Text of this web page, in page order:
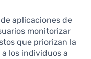
aplicaciones de
monitorizar
que priorizan la
los individuos a